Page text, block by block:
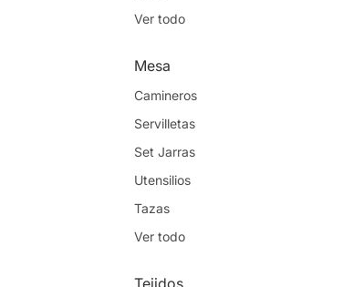
Ver todo
Mesa
Camineros
Servilletas
Set Jarras
Utensilios
Tazas
Ver todo
Tejidos